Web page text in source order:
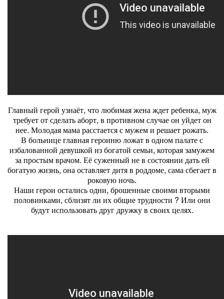
Главный герой узнаёт, что любимая жена ждет ребенка, муж
требует от сделать аборт, в противном случае он уйдет он
нее. Молодая мама расстается с мужем и решает рожать.
В больнице главная героиню ложат в одном палате с
избалованной девушкой из богатой семьи, которая замужем
за простым врачом. Её суженный не в состоянии дать ей
богатую жизнь, она оставляет дитя в роддоме, сама сбегает в
роковую ночь.
Наши герои остались одни, брошенные своими вторыми
половинками, сблизят ли их общие трудности ? Или они
будут использовать друг дружку в своих целях.